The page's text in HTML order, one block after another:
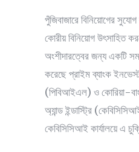
পুঁজিবাজারে বিনিয়োগের সুযোগ
কোরীয় বিনিয়োগ উৎসাহিত
অংশীদারত্বের জন্য একটি
করেছে প্রাইম ব্যাংক
(পিবিআইএল) ও কোরিয়া-
অ্যান্ড ইন্ডাস্ট্রি
কেবিসিসিআই কার্যালয়ে এ